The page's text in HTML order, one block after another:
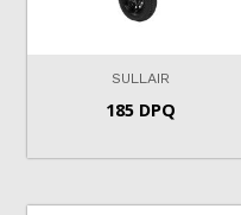
SULLAIR
185 DPQ